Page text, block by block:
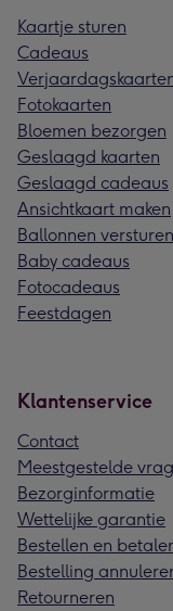
Kaartje sturen
Cadeaus
Fotokaarten
Bloemen bezorgen
Geslaagd kaarten
Geslaagd cadeaus
Ansichtkaart maken
Ballonnen versturen
Baby cadeaus
Fotocadeaus
Feestdagen
Klantenservice
Contact
Meestgestelde
Bezorginformatie
Wettelijke garantie
Bestellen en
Bestelling
Retourneren